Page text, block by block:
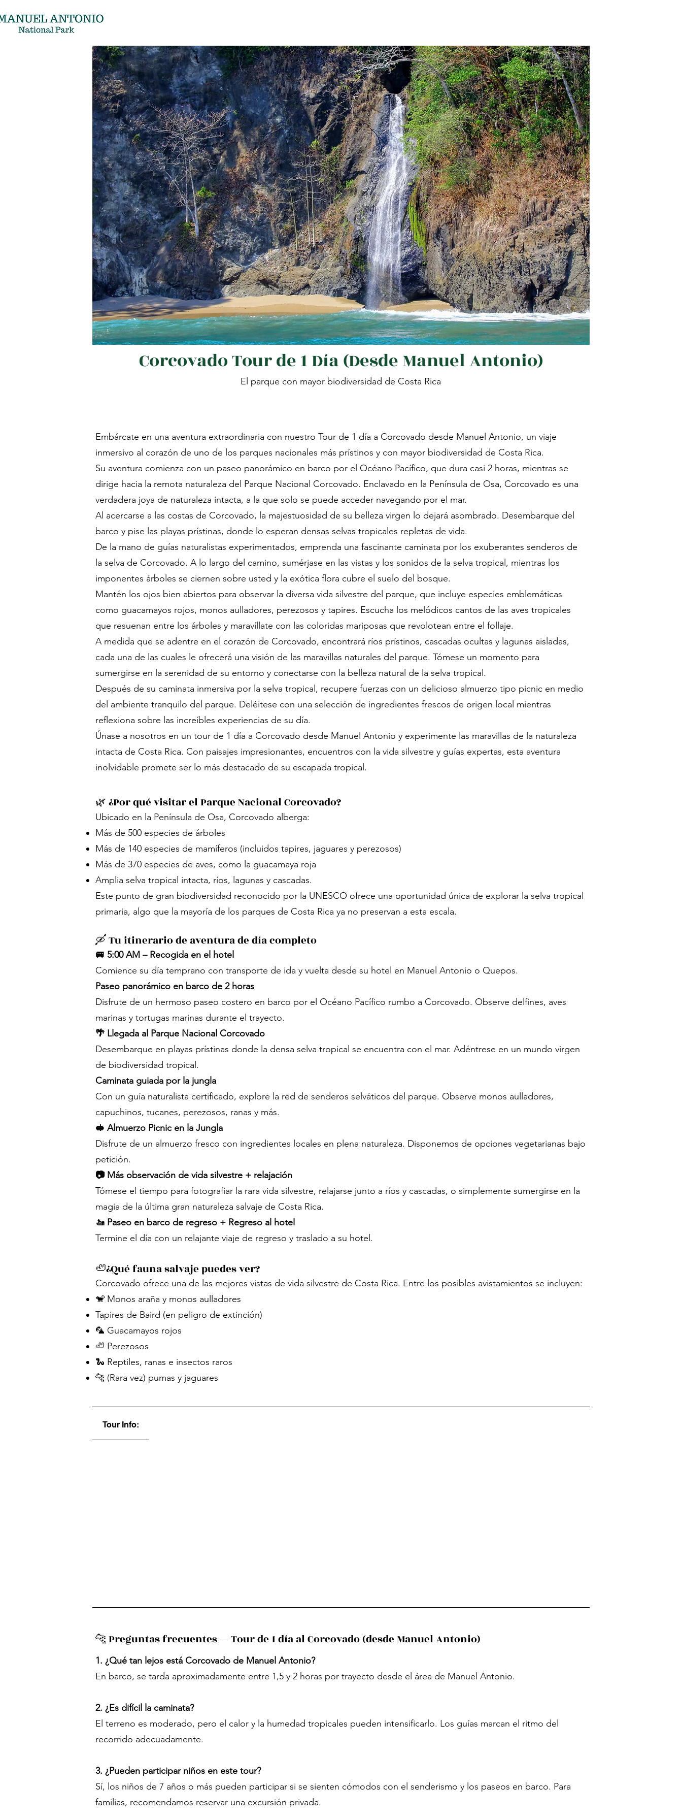
Corcovado Tour de 1 Día (Desde Manuel Antonio)
El parque con mayor biodiversidad de Costa Rica
Embárcate en una aventura extraordinaria con nuestro Tour de 1 día a Corcovado desde Manuel Antonio, un viaje
inmersivo al corazón de uno de los parques nacionales más prístinos y con mayor biodiversidad de Costa Rica.
Su aventura comienza con un paseo panorámico en barco por el Océano Pacífico, que dura casi 2 horas, mientras se
dirige hacia la remota naturaleza del Parque Nacional Corcovado. Enclavado en la Península de Osa, Corcovado es una
verdadera joya de naturaleza intacta, a la que solo se puede acceder navegando por el mar.
Al acercarse a las costas de Corcovado, la majestuosidad de su belleza virgen lo dejará asombrado. Desembarque del
barco y pise las playas prístinas, donde lo esperan densas selvas tropicales repletas de vida.
De la mano de guías naturalistas experimentados, emprenda una fascinante caminata por los exuberantes senderos de
la selva de Corcovado. A lo largo del camino, sumérjase en las vistas y los sonidos de la selva tropical, mientras los
imponentes árboles se ciernen sobre usted y la exótica flora cubre el suelo del bosque.
Mantén los ojos bien abiertos para observar la diversa vida silvestre del parque, que incluye especies emblemáticas
como guacamayos rojos, monos aulladores, perezosos y tapires. Escucha los melódicos cantos de las aves tropicales
que resuenan entre los árboles y maravíllate con las coloridas mariposas que revolotean entre el follaje.
A medida que se adentre en el corazón de Corcovado, encontrará ríos prístinos, cascadas ocultas y lagunas aisladas,
cada una de las cuales le ofrecerá una visión de las maravillas naturales del parque. Tómese un momento para
sumergirse en la serenidad de su entorno y conectarse con la belleza natural de la selva tropical.
Después de su caminata inmersiva por la selva tropical, recupere fuerzas con un delicioso almuerzo tipo picnic en medio
del ambiente tranquilo del parque. Deléitese con una selección de ingredientes frescos de origen local mientras
reflexiona sobre las increíbles experiencias de su día.
Únase a nosotros en un tour de 1 día a Corcovado desde Manuel Antonio y experimente las maravillas de la naturaleza
intacta de Costa Rica. Con paisajes impresionantes, encuentros con la vida silvestre y guías expertas, esta aventura
inolvidable promete ser lo más destacado de su escapada tropical.
🌿 ¿Por qué visitar el Parque Nacional Corcovado?
Ubicado en la Península de Osa, Corcovado alberga:
Más de 500 especies de árboles
Más de 140 especies de mamíferos (incluidos tapires, jaguares y perezosos)
Más de 370 especies de aves, como la guacamaya roja
Amplia selva tropical intacta, ríos, lagunas y cascadas.
Este punto de gran biodiversidad reconocido por la UNESCO ofrece una oportunidad única de explorar la selva tropical
primaria, algo que la mayoría de los parques de Costa Rica ya no preservan a esta escala.
🛶 Tu itinerario de aventura de día completo
🚐 5:00 AM – Recogida en el hotel
Comience su día temprano con transporte de ida y vuelta desde su hotel en Manuel Antonio o Quepos.
Paseo panorámico en barco de 2 horas
Disfrute de un hermoso paseo costero en barco por el Océano Pacífico rumbo a Corcovado. Observe delfines, aves
marinas y tortugas marinas durante el trayecto.
🌴 Llegada al Parque Nacional Corcovado
Desembarque en playas prístinas donde la densa selva tropical se encuentra con el mar. Adéntrese en un mundo virgen
de biodiversidad tropical.
Caminata guiada por la jungla
Con un guía naturalista certificado, explore la red de senderos selváticos del parque. Observe monos aulladores,
capuchinos, tucanes, perezosos, ranas y más.
🥪 Almuerzo Picnic en la Jungla
Disfrute de un almuerzo fresco con ingredientes locales en plena naturaleza. Disponemos de opciones vegetarianas bajo
petición.
📷 Más observación de vida silvestre + relajación
Tómese el tiempo para fotografiar la rara vida silvestre, relajarse junto a ríos y cascadas, o simplemente sumergirse en la
magia de la última gran naturaleza salvaje de Costa Rica.
🚤 Paseo en barco de regreso + Regreso al hotel
Termine el día con un relajante viaje de regreso y traslado a su hotel.
🦥¿Qué fauna salvaje puedes ver?
Corcovado ofrece una de las mejores vistas de vida silvestre de Costa Rica. Entre los posibles avistamientos se incluyen:
🐒 Monos araña y monos aulladores
Tapires de Baird (en peligro de extinción)
🦜 Guacamayos rojos
🦥 Perezosos
🐍 Reptiles, ranas e insectos raros
🐆 (Rara vez) pumas y jaguares
Tour Info:
🐆 Preguntas frecuentes — Tour de 1 día al Corcovado (desde Manuel Antonio)
1. ¿Qué tan lejos está Corcovado de Manuel Antonio?
En barco, se tarda aproximadamente entre 1,5 y 2 horas por trayecto desde el área de Manuel Antonio.
2. ¿Es difícil la caminata?
El terreno es moderado, pero el calor y la humedad tropicales pueden intensificarlo. Los guías marcan el ritmo del
recorrido adecuadamente.
3. ¿Pueden participar niños en este tour?
Sí, los niños de 7 años o más pueden participar si se sienten cómodos con el senderismo y los paseos en barco. Para
familias, recomendamos reservar una excursión privada.